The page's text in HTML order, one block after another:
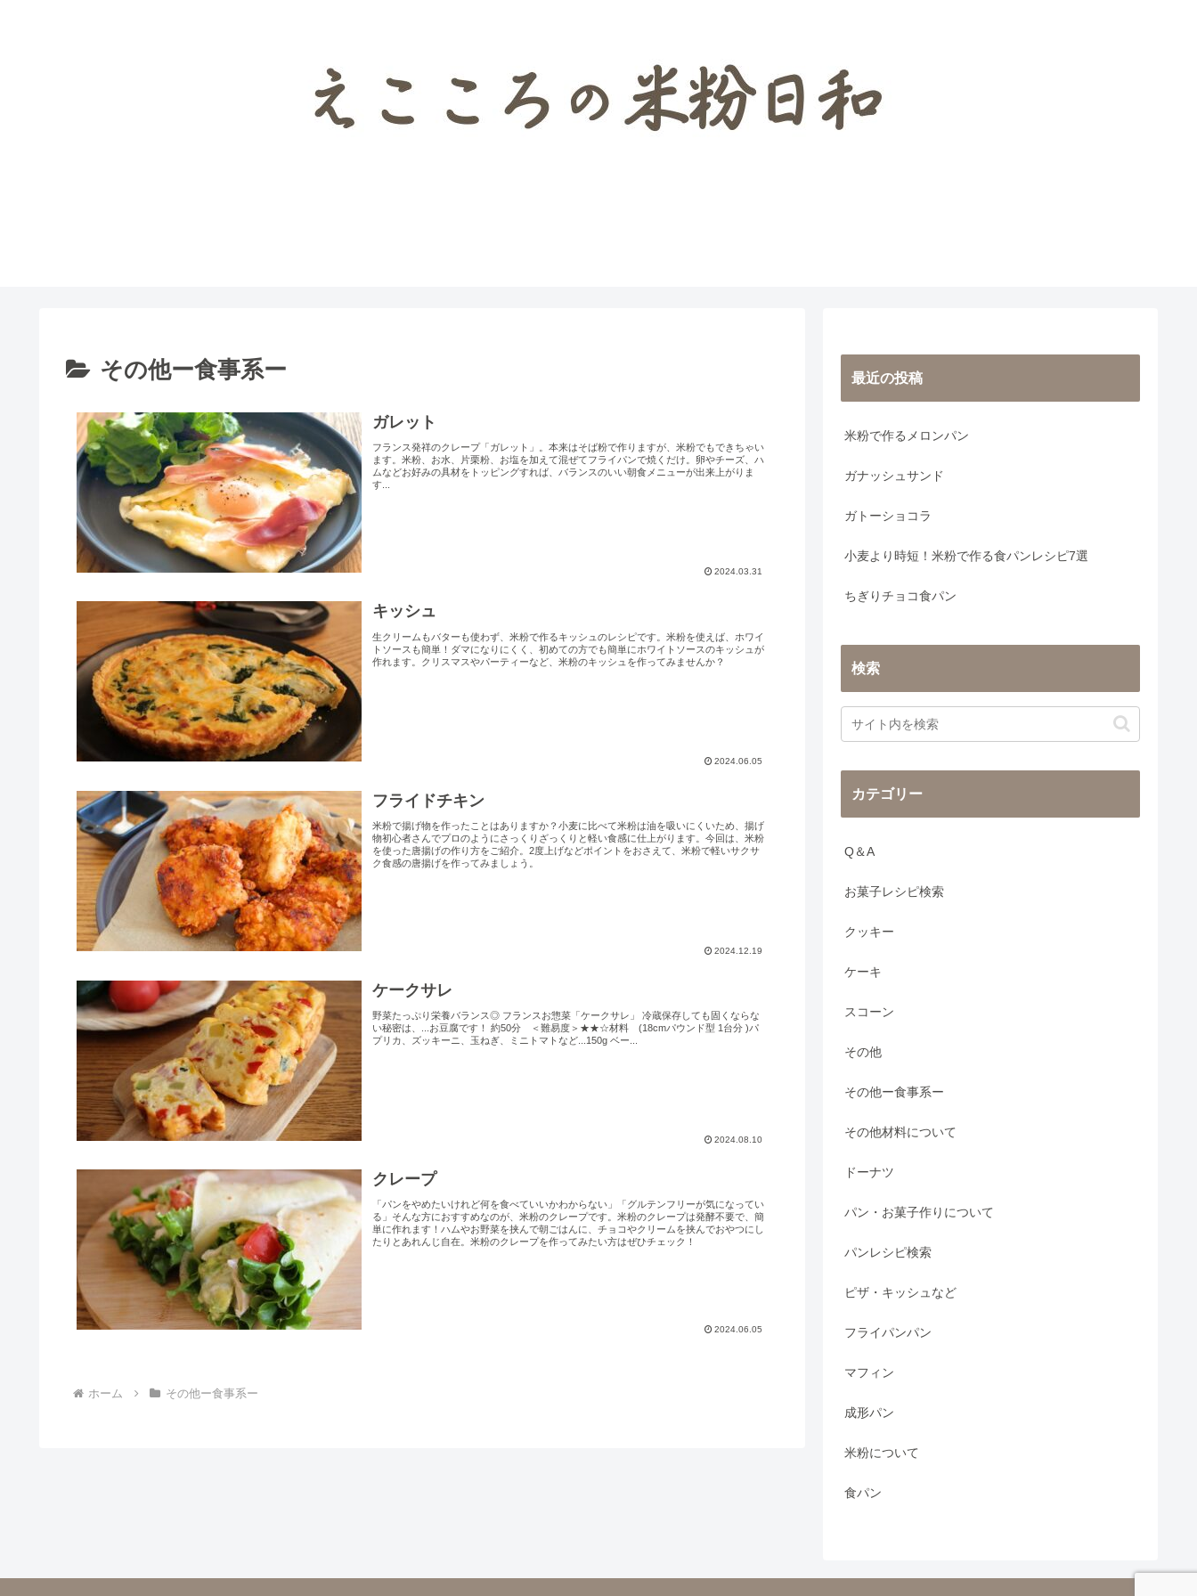
その他ー食事系ー
ガレット
フランス発祥のクレープ「ガレット」。本来はそば粉で作りますが、米粉でもできちゃい
ます。米粉、お水、片栗粉、お塩を加えて混ぜてフライパンで焼くだけ。卵やチーズ、ハ
ムなどお好みの具材をトッピングすれば、バランスのいい朝食メニューが出来上がりま
す...
2024.03.31
キッシュ
生クリームもバターも使わず、米粉で作るキッシュのレシピです。米粉を使えば、ホワイ
トソースも簡単！ダマになりにくく、初めての方でも簡単にホワイトソースのキッシュが
作れます。クリスマスやパーティーなど、米粉のキッシュを作ってみませんか？
2024.06.05
フライドチキン
米粉で揚げ物を作ったことはありますか？小麦に比べて米粉は油を吸いにくいため、揚げ
物初心者さんでプロのようにさっくりざっくりと軽い食感に仕上がります。今回は、米粉
を使った唐揚げの作り方をご紹介。2度上げなどポイントをおさえて、米粉で軽いサクサ
ク食感の唐揚げを作ってみましょう。
2024.12.19
ケークサレ
野菜たっぷり栄養バランス◎ フランスお惣菜「ケークサレ」 冷蔵保存しても固くならな
い秘密は、...お豆腐です！ 約50分 ＜難易度＞★★☆材料 (18cmパウンド型 1台分 )パ
プリカ、ズッキーニ、玉ねぎ、ミニトマトなど...150g ベー...
2024.08.10
クレープ
「パンをやめたいけれど何を食べていいかわからない」「グルテンフリーが気になってい
る」そんな方におすすめなのが、米粉のクレープです。米粉のクレープは発酵不要で、簡
単に作れます！ハムやお野菜を挟んで朝ごはんに、チョコやクリームを挟んでおやつにし
たりとあれんじ自在。米粉のクレープを作ってみたい方はぜひチェック！
2024.06.05
ホーム その他ー食事系ー
最近の投稿
米粉で作るメロンパン
ガナッシュサンド
ガトーショコラ
小麦より時短！米粉で作る食パンレシピ7選
ちぎりチョコ食パン
検索
カテゴリー
Q＆A
お菓子レシピ検索
クッキー
ケーキ
スコーン
その他
その他ー食事系ー
その他材料について
ドーナツ
パン・お菓子作りについて
パンレシピ検索
ピザ・キッシュなど
フライパンパン
マフィン
成形パン
米粉について
食パン